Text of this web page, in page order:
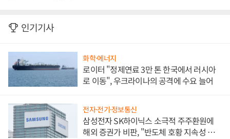
인기기사
화학·에너지
로이터 "정제연료 3만 톤 한국에서 러시아
로 이동", 우크라이나의 공격에 수요 늘어
전자·전기·정보통신
삼성전자 SK하이닉스 소극적 주주환원에
해외 증권가 비판, "반도체 호황 지속성 의